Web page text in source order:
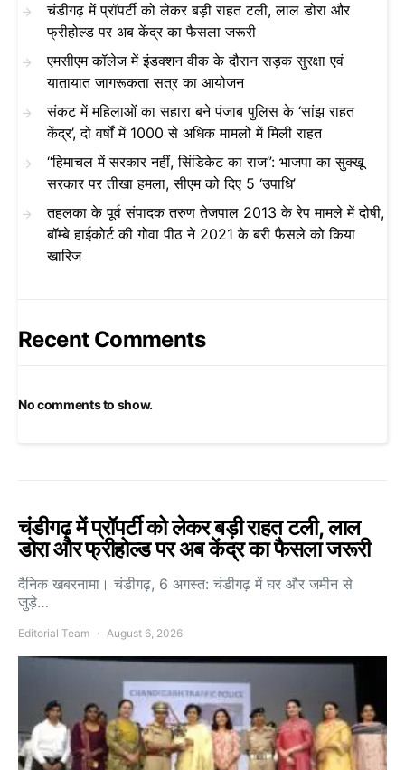
चंडीगढ़ में प्रॉपर्टी को लेकर बड़ी राहत टली, लाल डोरा और
फ्रीहोल्ड पर अब केंद्र का फैसला जरूरी
एमसीएम कॉलेज में इंडक्शन वीक के दौरान सड़क सुरक्षा एवं
यातायात जागरूकता सत्र का आयोजन
संकट में महिलाओं का सहारा बने पंजाब पुलिस के ‘सांझ राहत
केंद्र’, दो वर्षों में 1000 से अधिक मामलों में मिली राहत
“हिमाचल में सरकार नहीं, सिंडिकेट का राज”: भाजपा का सुक्खू
सरकार पर तीखा हमला, सीएम को दिए 5 ‘उपाधि’
तहलका के पूर्व संपादक तरुण तेजपाल 2013 के रेप मामले में दोषी,
बॉम्बे हाईकोर्ट की गोवा पीठ ने 2021 के बरी फैसले को किया
खारिज
Recent Comments
No comments to show.
चंडीगढ़ में प्रॉपर्टी को लेकर बड़ी राहत टली, लाल
डोरा और फ्रीहोल्ड पर अब केंद्र का फैसला जरूरी
दैनिक खबरनामा। चंडीगढ़, 6 अगस्त: चंडीगढ़ में घर और जमीन से
जुड़े…
Editorial Team August 6, 2026